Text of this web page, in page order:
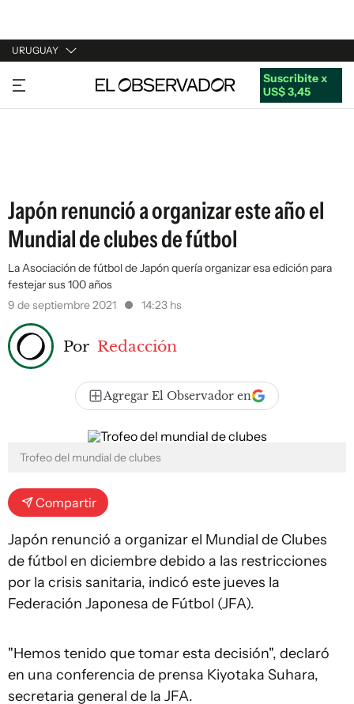
URUGUAY
URUGUAY
ARGENTINA
Suscribite x
US$ 3,45
Japón renunció a organizar este año el
Mundial de clubes de fútbol
La Asociación de fútbol de Japón quería organizar esa edición para
festejar sus 100 años
9 de septiembre 2021
14:23 hs
Por Redacción
Agregar El Observador en
Trofeo del mundial de clubes
Compartir
Japón renunció a organizar el Mundial de Clubes
de fútbol en diciembre debido a las restricciones
por la crisis sanitaria, indicó este jueves la
Federación Japonesa de Fútbol (JFA).
"Hemos tenido que tomar esta decisión", declaró
en una conferencia de prensa Kiyotaka Suhara,
secretaria general de la JFA.